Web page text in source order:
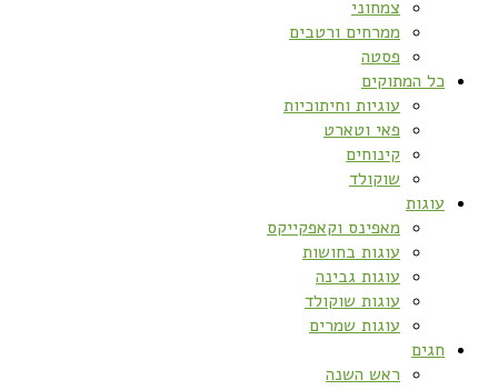
צמחוני
ממרחים ורטבים
פסטה
כל המתוקים
עוגיות וחיתוכיות
פאי וטארט
קינוחים
שוקולד
עוגות
מאפינס וקאפקייקס
עוגות בחושות
עוגות גבינה
עוגות שוקולד
עוגות שמרים
חגים
ראש השנה